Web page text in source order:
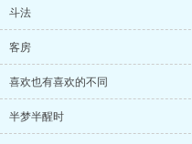
斗法
客房
喜欢也有喜欢的不同
半梦半醒时